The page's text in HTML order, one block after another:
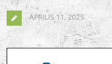
ÁPRILIS 11, 2025